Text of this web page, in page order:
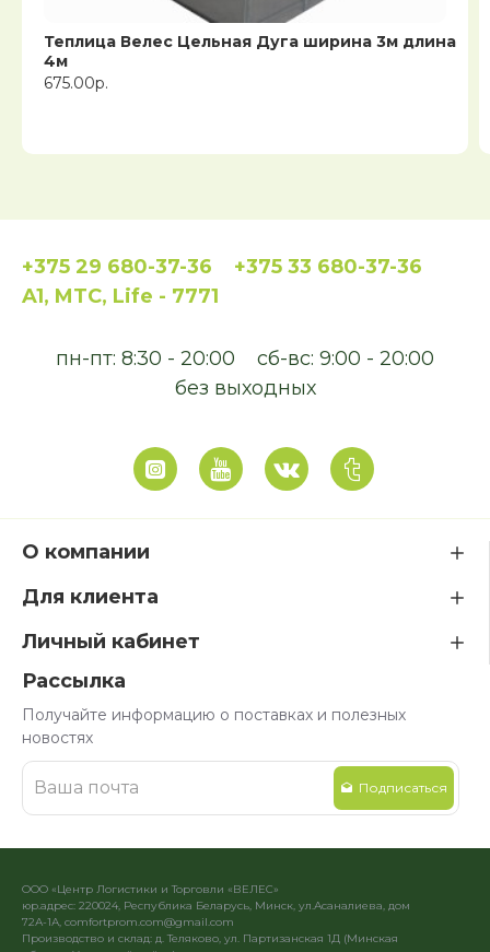
Теплица Велес Цельная Дуга ширина 3м длина
4м
675.00р.
+375 29 680-37-36
+375 33 680-37-36
A1, MTC, Life - 7771
пн-пт: 8:30 - 20:00
сб-вс: 9:00 - 20:00
без выходных
О компании
Для клиента
Личный кабинет
Рассылка
Получайте информацию о поставках и полезных
новостях
Подписаться
ООО «Центр Логистики и Торговли «ВЕЛЕС»
юр.адрес: 220024, Республика Беларусь, Минск, ул.Асаналиева, дом
72А-1А, comfortprom.com@gmail.com
Производство и склад: д. Теляково, ул. Партизанская 1Д (Минская